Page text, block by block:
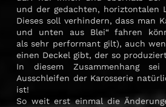
und der gedachten, horiztontalen
Dieses soll verhindern, dass man
und unten aus Blei“ fahren
als sehr performant gilt), auch
einen Deckel gibt, der so
In diesem Zusammenhang
Ausschleifen der Karosserie
ist!
So weit erst einmal die